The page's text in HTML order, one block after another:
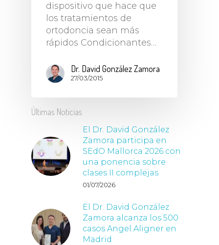
dispositivo que hace que
los tratamientos de
ortodoncia sean más
rápidos Condicionantes…
Dr. David González Zamora
27/03/2015
Últimas Noticias
El Dr. David González
Zamora participa en
SEdO Mallorca 2026 con
una ponencia sobre
clases II complejas
01/07/2026
El Dr. David González
Zamora alcanza los 500
casos Angel Aligner en
Madrid